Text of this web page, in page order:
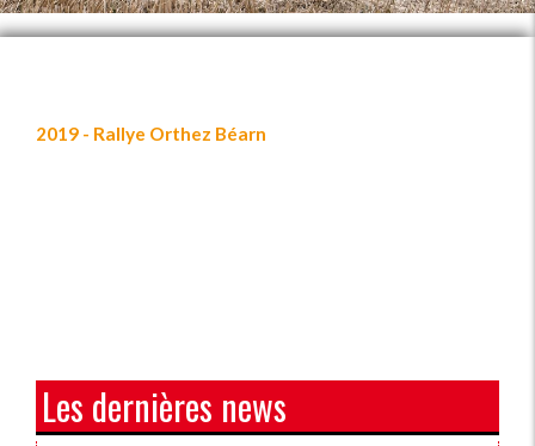
2019 - Rallye Orthez Béarn
Les dernières news